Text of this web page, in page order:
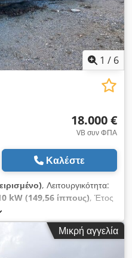
1 / 6
18.000 €
VB συν ΦΠΑ
Καλέστε
, Λειτουργικότητα:
kW (149,56 ίππους), Έτος
οχήματος:
Alyjck
Μικρή αγγελία